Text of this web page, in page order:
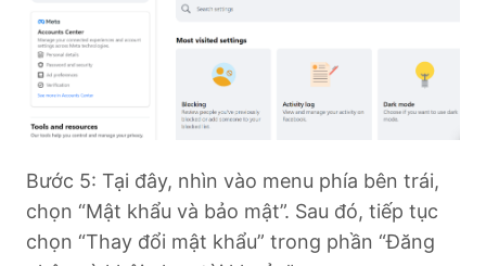
Bước 5: Tại đây, nhìn vào menu phía bên trái,
chọn “Mật khẩu và bảo mật”. Sau đó, tiếp tục
chọn “Thay đổi mật khẩu” trong phần “Đăng